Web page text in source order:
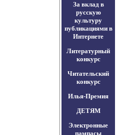
За вклад в
русскую
культуру
публикациями в
Интернете
Литературный
конкурс
Читательский
конкурс
Илья-Премия
ДЕТЯМ
Электронные
пампасы